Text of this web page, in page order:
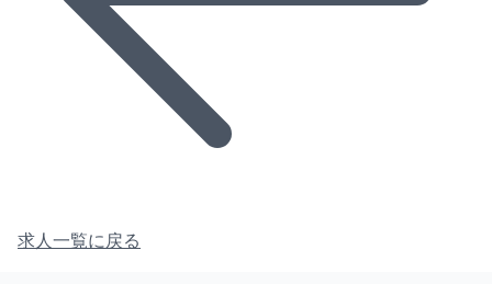
求人一覧に戻る